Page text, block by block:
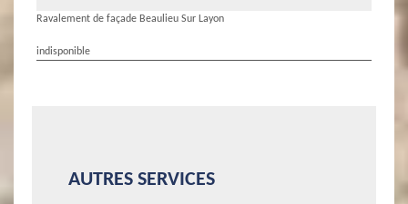
Ravalement de façade Beaulieu Sur Layon
indisponible
AUTRES SERVICES